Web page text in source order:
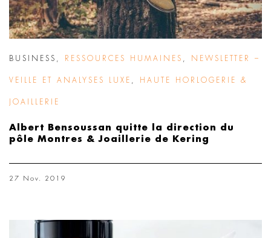
BUSINESS RESSOURCES HUMAINES NEWSLETTER –
VEILLE ET ANALYSES LUXE HAUTE HORLOGERIE &
JOAILLERIE
Albert Bensoussan quitte la direction du
pôle Montres & Joaillerie de Kering
27 Nov. 2019